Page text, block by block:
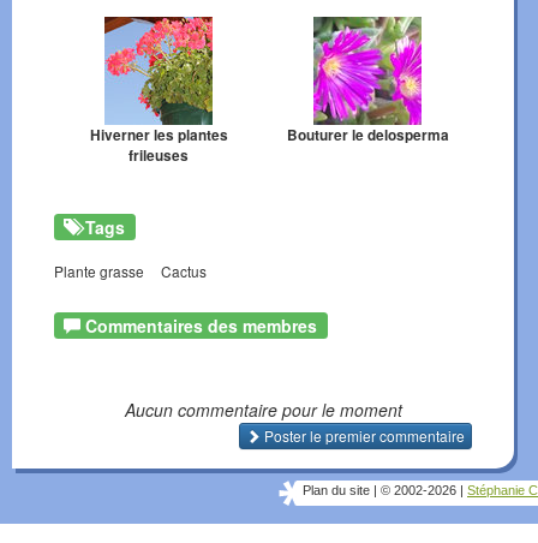
Hiverner les plantes
frileuses
Bouturer le delosperma
Tags
Plante grasse Cactus
Commentaires des membres
Aucun commentaire pour le moment
Poster le premier commentaire
Plan du site | © 2002-2026 | Stéphanie C